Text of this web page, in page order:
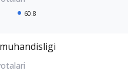
60.8